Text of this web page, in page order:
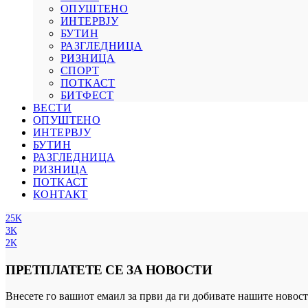
ОПУШТЕНО
ИНТЕРВЈУ
БУТИН
РАЗГЛЕДНИЦА
РИЗНИЦА
СПОРТ
ПОТКАСТ
БИТФЕСТ
ВЕСТИ
ОПУШТЕНО
ИНТЕРВЈУ
БУТИН
РАЗГЛЕДНИЦА
РИЗНИЦА
ПОТКАСТ
КОНТАКТ
25K
3K
2K
ПРЕТПЛАТЕТЕ СЕ ЗА НОВОСТИ
Внесете го вашиот емаил за први да ги добивате нашите